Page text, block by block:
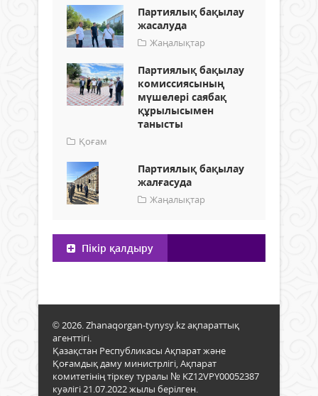
Партиялық бақылау
жасалуда
Жаңалықтар
Партиялық бақылау
комиссиясының
мүшелері саябақ
құрылысымен
танысты
Қоғам
Партиялық бақылау
жалғасуда
Жаңалықтар
Пікір қалдыру
© 2026. Zhanaqorgan-tynysy.kz ақпараттық
агенттігі.
Қазақстан Республикасы Ақпарат және
Қоғамдық даму министрлігі, Ақпарат
комитетінің тіркеу туралы № KZ12VPY00052387
куәлігі 21.07.2022 жылы берілген.